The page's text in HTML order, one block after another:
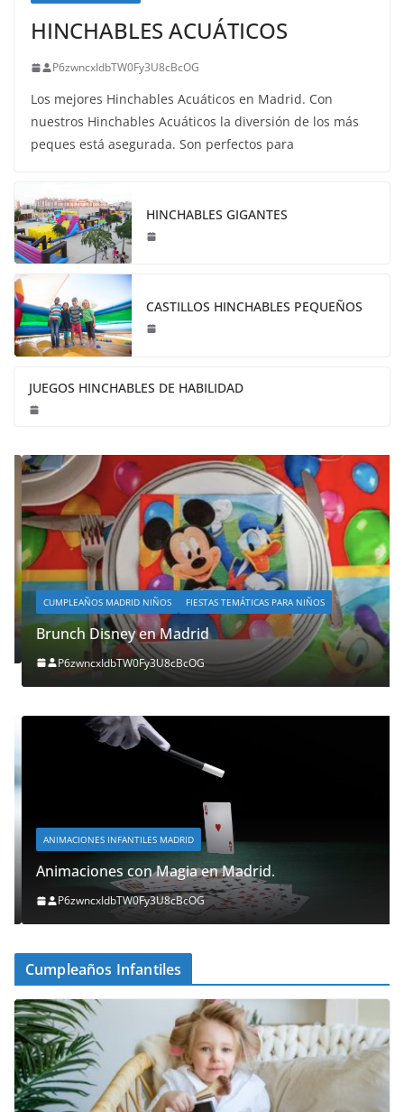
HINCHABLES ACUÁTICOS
P6zwncxIdbTW0Fy3U8cBcOG
Los mejores Hinchables Acuáticos en Madrid. Con
nuestros Hinchables Acuáticos la diversión de los más
peques está asegurada. Son perfectos para
HINCHABLES GIGANTES
CASTILLOS HINCHABLES PEQUEÑOS
JUEGOS HINCHABLES DE HABILIDAD
CUMPLEAÑOS MADRID NIÑOS FIESTAS TEMÁTICAS PARA NIÑOS
Brunch Disney en Madrid
P6zwncxIdbTW0Fy3U8cBcOG
ANIMACIONES INFANTILES MADRID
Animaciones con Magia en Madrid.
P6zwncxIdbTW0Fy3U8cBcOG
Cumpleaños Infantiles